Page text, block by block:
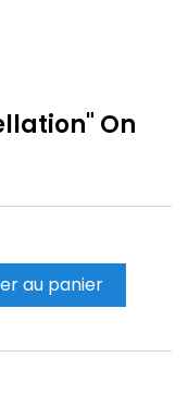
On
au panier